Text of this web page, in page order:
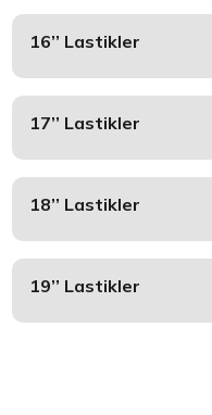
16’’ Lastikler
17’’ Lastikler
18’’ Lastikler
19’’ Lastikler